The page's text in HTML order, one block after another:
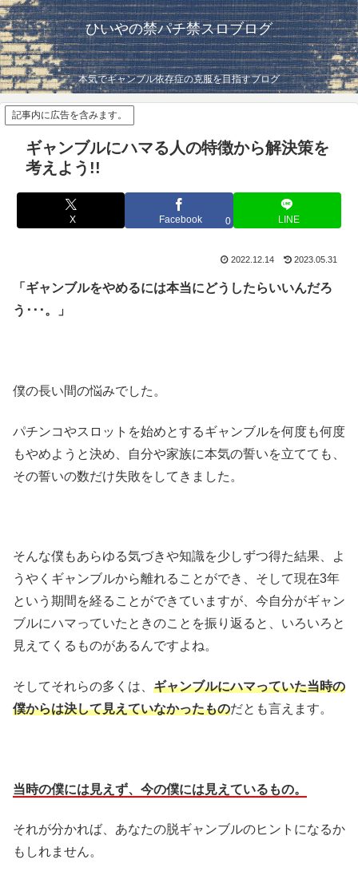
ひいやの禁パチ禁スロブログ
本気でギャンブル依存症の克服を目指すブログ
記事内に広告を含みます。
ギャンブルにハマる人の特徴から解決策を
考えよう!!
X Facebook 0 LINE
2022.12.14 2023.05.31
「ギャンブルをやめるには本当にどうしたらいいんだろ
う･･･。」
僕の長い間の悩みでした。
パチンコやスロットを始めとするギャンブルを何度も何度
もやめようと決め、自分や家族に本気の誓いを立てても、
その誓いの数だけ失敗をしてきました。
そんな僕もあらゆる気づきや知識を少しずつ得た結果、よ
うやくギャンブルから離れることができ、そして現在3年
という期間を経ることができていますが、今自分がギャン
ブルにハマっていたときのことを振り返ると、いろいろと
見えてくるものがあるんですよね。
そしてそれらの多くは、 ギャンブルにハマっていた当時の
僕からは決して見えていなかったものだとも言えます。
当時の僕には見えず、今の僕には見えているもの。
それが分かれば、あなたの脱ギャンブルのヒントになるか
もしれません。